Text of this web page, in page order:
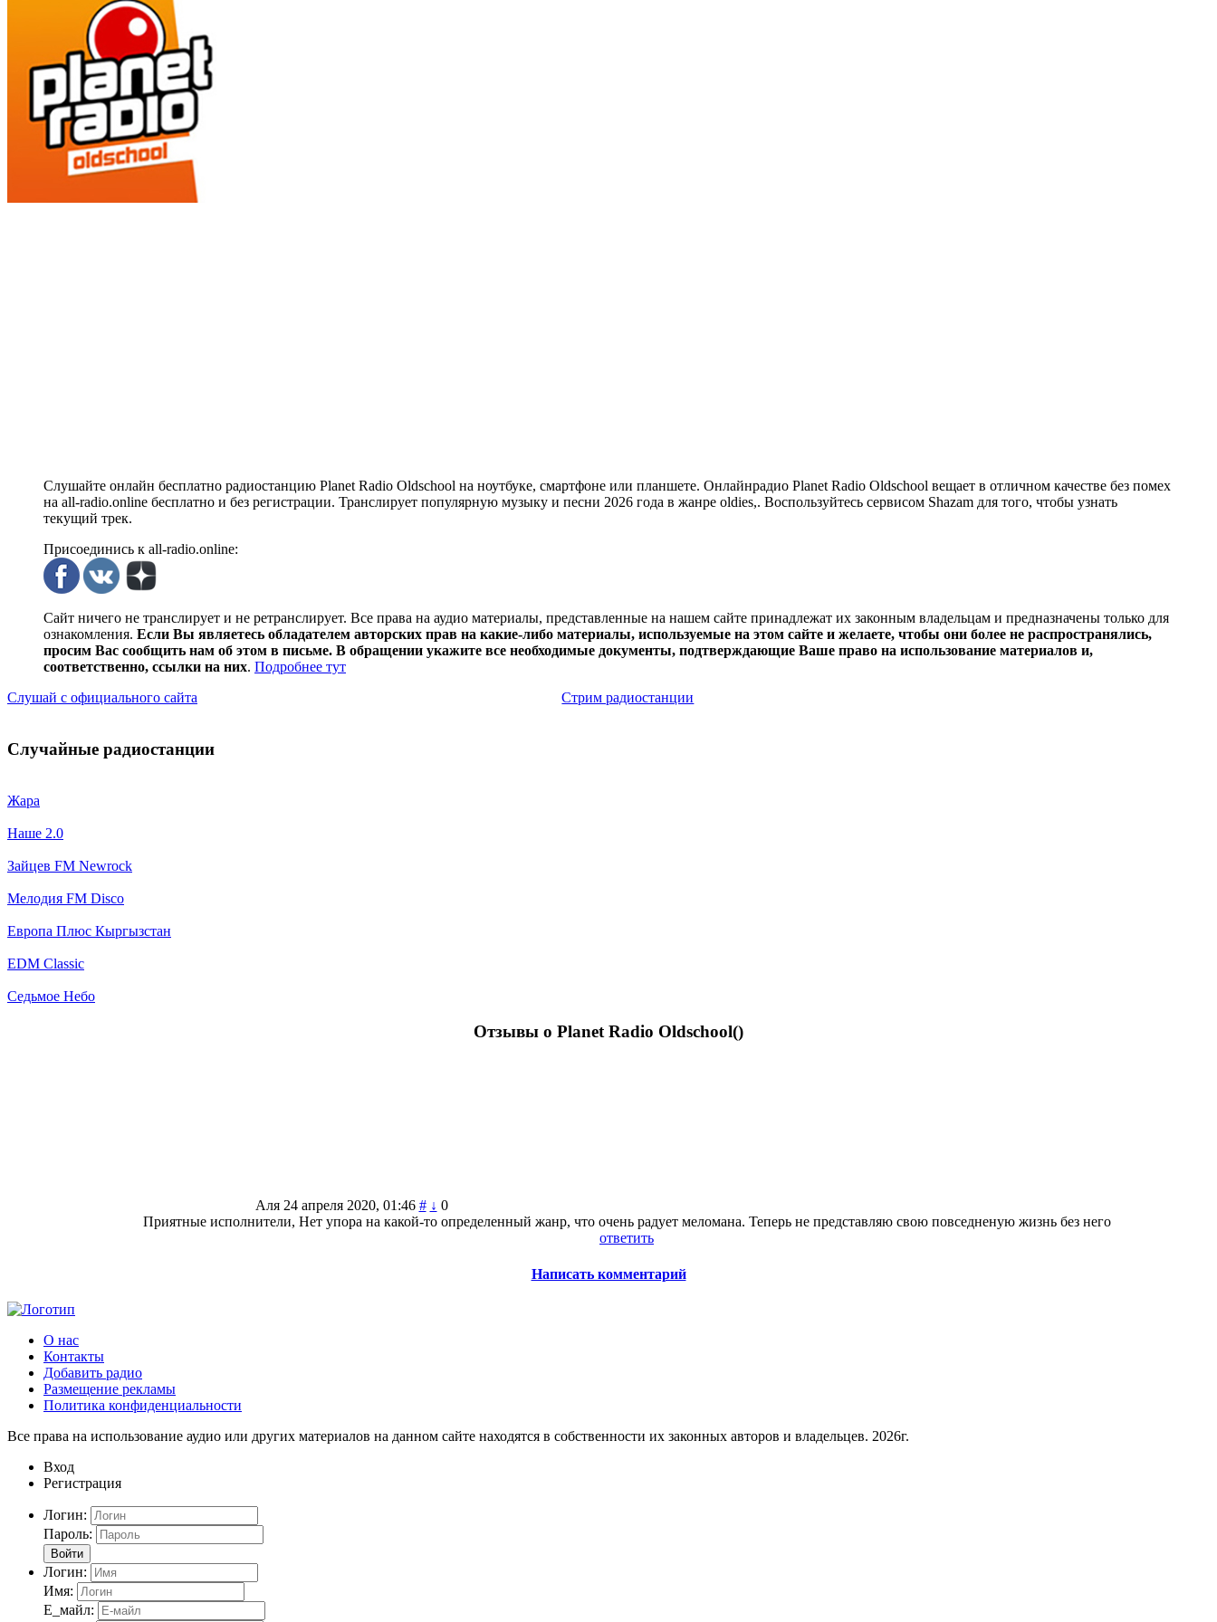
Слушайте онлайн бесплатно радиостанцию Planet Radio Oldschool на ноутбуке, смартфоне или планшете. Онлайнрадио Planet Radio Oldschool вещает в отличном качестве без помех
на all-radio.online бесплатно и без регистрации. Транслирует популярную музыку и песни 2026 года в жанре oldies,. Воспользуйтесь сервисом Shazam для того, чтобы узнать
текущий трек.
Присоединись к all-radio.online:
Сайт ничего не транслирует и не ретранслирует. Все права на аудио материалы, представленные на нашем сайте принадлежат их законным владельцам и предназначены только для
ознакомления. Если Вы являетесь обладателем авторских прав на какие-либо материалы, используемые на этом сайте и желаете, чтобы они более не распространялись,
просим Вас сообщить нам об этом в письме. В обращении укажите все необходимые документы, подтверждающие Ваше право на использование материалов и,
соответственно, ссылки на них. Подробнее тут
Слушай с официального сайта
Стрим радиостанции
Случайные радиостанции
Жара
Наше 2.0
Зайцев FM Newrock
Мелодия FM Disco
Европа Плюс Кыргызстан
EDM Classic
Седьмое Небо
Отзывы о Planet Radio Oldschool()
Аля 24 апреля 2020, 01:46 # ↓ 0
Приятные исполнители, Нет упора на какой-то определенный жанр, что очень радует меломана. Теперь не представляю свою повседненую жизнь без него
ответить
Написать комментарий
О нас
Контакты
Добавить радио
Размещение рекламы
Политика конфиденциальности
Все права на использование аудио или других материалов на данном сайте находятся в собственности их законных авторов и владельцев. 2026г.
Вход
Регистрация
Логин:
Пароль:
Войти
Логин:
Имя:
Е_майл: